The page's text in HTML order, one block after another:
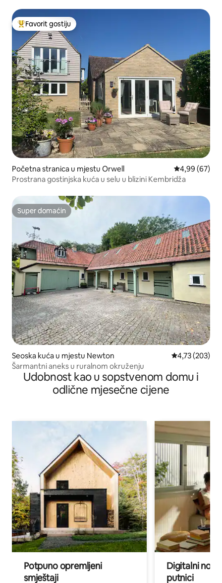
Glavni favorit gostiju
Favorit gostiju
Početna stranica u mjestu Orwell prosječna
4,99 (67)
Prostrana gostinjska kuća u selu u blizini Kembridža
Super domaćin
Super domaćin
Seoska kuća u mjestu Newton prosječna
4,73 (203)
Šarmantni aneks u ruralnom okruženju
Udobnost kao u sopstvenom domu i
odlične mjesečne cijene
Potpuno opremljeni
smještaji
Digitalni
putnici